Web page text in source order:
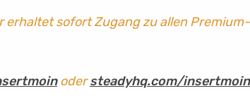
erhaltet sofort Zugang zu allen Premium-
odersteadyhq.com/insertmoin